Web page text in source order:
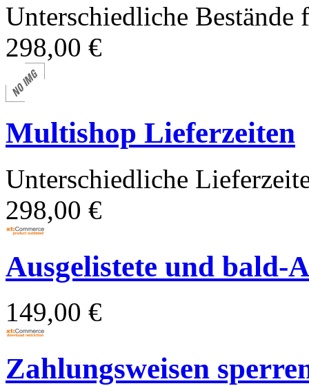
Unterschiedliche Bestände
298,00 €
Multishop Lieferzeiten
Unterschiedliche
298,00 €
Ausgelistete und bald-
149,00 €
Zahlungsweisen